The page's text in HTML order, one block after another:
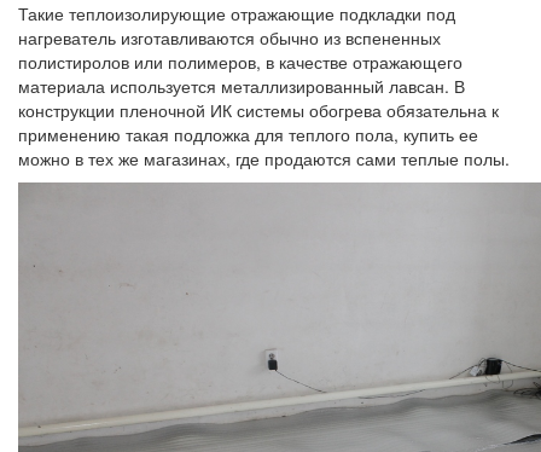
Такие теплоизолирующие отражающие подкладки под
нагреватель изготавливаются обычно из вспененных
полистиролов или полимеров, в качестве отражающего
материала используется металлизированный лавсан. В
конструкции пленочной ИК системы обогрева обязательна к
применению такая подложка для теплого пола, купить ее
можно в тех же магазинах, где продаются сами теплые полы.